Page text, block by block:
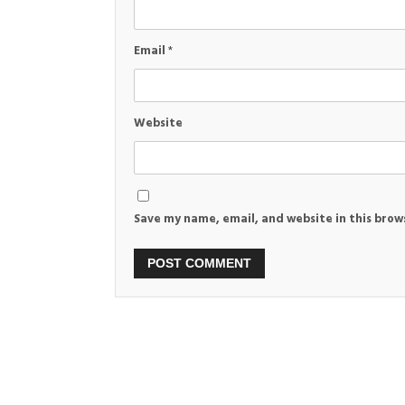
Email*
Website
Save my name, email, and website in this